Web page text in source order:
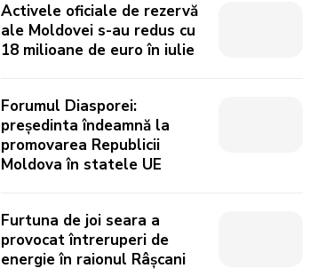
Activele oficiale de rezervă
ale Moldovei s-au redus cu
18 milioane de euro în iulie
Forumul Diasporei:
președinta îndeamnă la
promovarea Republicii
Moldova în statele UE
Furtuna de joi seara a
provocat întreruperi de
energie în raionul Râșcani